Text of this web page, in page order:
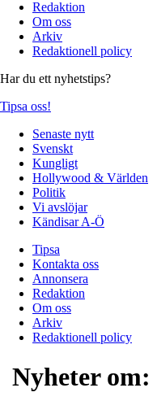
Redaktion
Om oss
Arkiv
Redaktionell policy
Har du ett nyhetstips?
Tipsa oss!
Senaste nytt
Svenskt
Kungligt
Hollywood & Världen
Politik
Vi avslöjar
Kändisar A-Ö
Tipsa
Kontakta oss
Annonsera
Redaktion
Om oss
Arkiv
Redaktionell policy
Nyheter om: